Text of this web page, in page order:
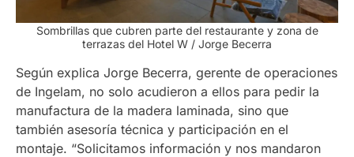
Sombrillas que cubren parte del restaurante y zona de
terrazas del Hotel W / Jorge Becerra
Según explica Jorge Becerra, gerente de operaciones
de Ingelam, no solo acudieron a ellos para pedir la
manufactura de la madera laminada, sino que
también asesoría técnica y participación en el
montaje. “Solicitamos información y nos mandaron